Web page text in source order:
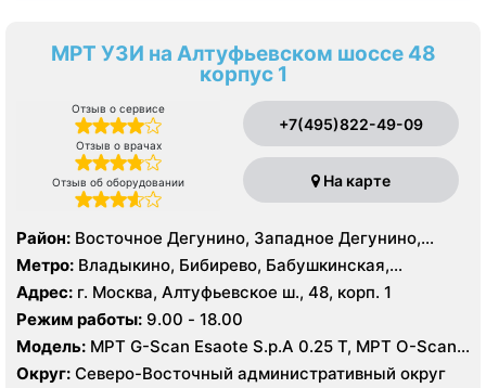
МРТ УЗИ на Алтуфьевском шоссе 48
корпус 1
Отзыв о сервисе
Отзыв о врачах
Отзыв об оборудовании
+7(495)822-49-09
На карте
Район: Восточное Дегунино, Западное Дегунино,
Алтуфьевский, Бибирево, Лианозово,
Лосиноостровский, Марфино, Свиблово, Северное
Медведково, Южное Медведково
Метро: Владыкино, Бибирево, Бабушкинская,
Алтуфьево, Медведково, Окружная, Отрадное,
Петровско-Разумовская, Свиблово, Верхние
Лихоборы, Селигерская
Адрес: г. Москва, Алтуфьевское ш., 48, корп. 1
Режим работы: 9.00 - 18.00
Модель: МРТ G-Scan Esaote S.p.A 0.25 Т, МРТ O-Scan
Esaote S.p.A 0.25 Т, УЗИ MyLabSeven Esaote S.p.A
Округ: Северо-Восточный административный округ